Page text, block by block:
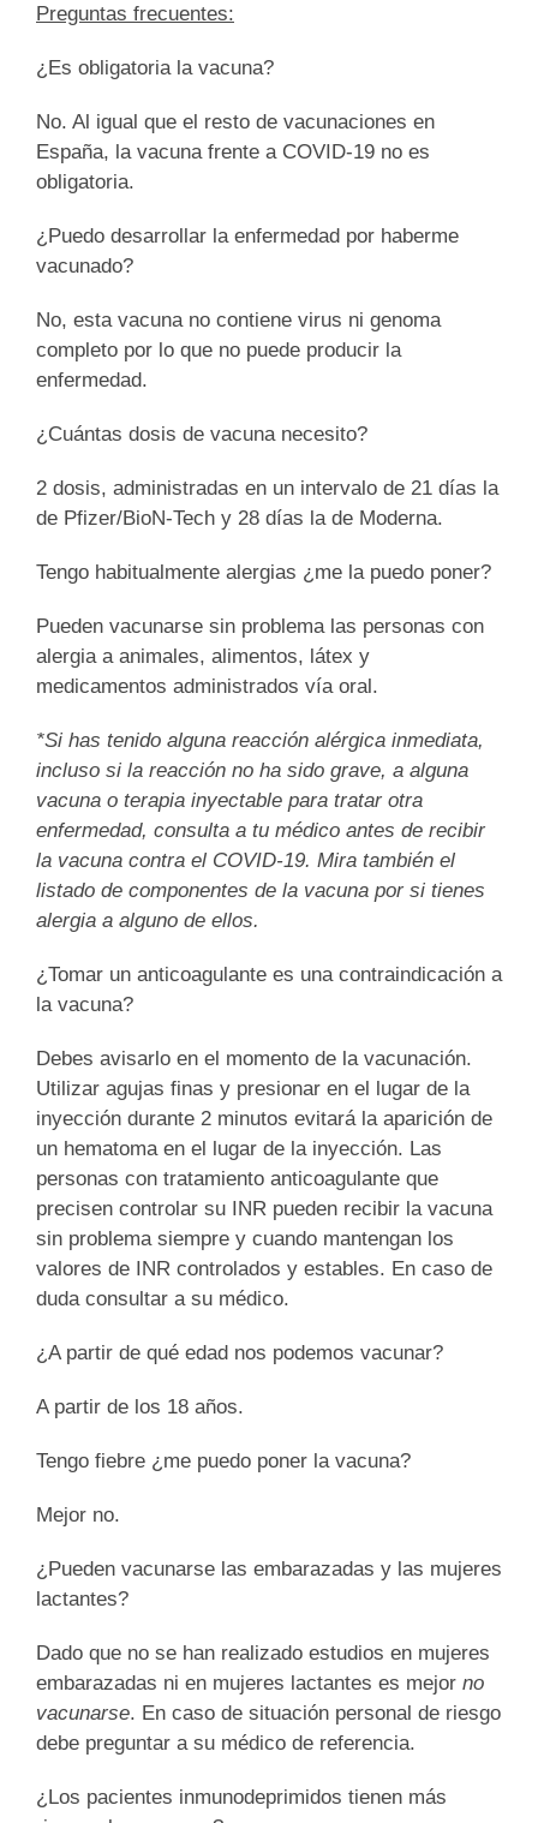
Preguntas frecuentes:
¿Es obligatoria la vacuna?
No. Al igual que el resto de vacunaciones en
España, la vacuna frente a COVID-19 no es
obligatoria.
¿Puedo desarrollar la enfermedad por haberme
vacunado?
No, esta vacuna no contiene virus ni genoma
completo por lo que no puede producir la
enfermedad.
¿Cuántas dosis de vacuna necesito?
2 dosis, administradas en un intervalo de 21 días la
de Pfizer/BioN-Tech y 28 días la de Moderna.
Tengo habitualmente alergias ¿me la puedo poner?
Pueden vacunarse sin problema las personas con
alergia a animales, alimentos, látex y
medicamentos administrados vía oral.
*Si has tenido alguna reacción alérgica inmediata,
incluso si la reacción no ha sido grave, a alguna
vacuna o terapia inyectable para tratar otra
enfermedad, consulta a tu médico antes de recibir
la vacuna contra el COVID-19. Mira también el
listado de componentes de la vacuna por si tienes
alergia a alguno de ellos.
¿Tomar un anticoagulante es una contraindicación a
la vacuna?
Debes avisarlo en el momento de la vacunación.
Utilizar agujas finas y presionar en el lugar de la
inyección durante 2 minutos evitará la aparición de
un hematoma en el lugar de la inyección. Las
personas con tratamiento anticoagulante que
precisen controlar su INR pueden recibir la vacuna
sin problema siempre y cuando mantengan los
valores de INR controlados y estables. En caso de
duda consultar a su médico.
¿A partir de qué edad nos podemos vacunar?
A partir de los 18 años.
Tengo fiebre ¿me puedo poner la vacuna?
Mejor no.
¿Pueden vacunarse las embarazadas y las mujeres
lactantes?
Dado que no se han realizado estudios en mujeres
embarazadas ni en mujeres lactantes es mejor no
vacunarse. En caso de situación personal de riesgo
debe preguntar a su médico de referencia.
¿Los pacientes inmunodeprimidos tienen más